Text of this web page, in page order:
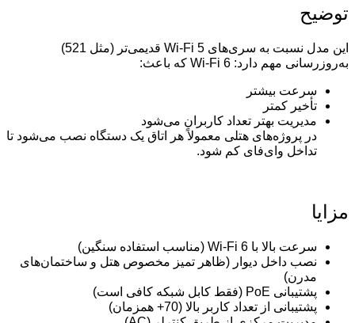
توضیح
این مدل نسبت به سری‌های Wi-Fi 5 قدیمی‌تر (مثل 521)
به‌روزرسانی مهم دارد: Wi-Fi 6 که باعث:
سرعت بیشتر
تأخیر کمتر
مدیریت بهتر تعداد کاربران می‌شود
در پروژه‌های هتلی معمولاً هر اتاق یک دستگاه نصب می‌شود تا
تداخل وای‌فای کم شود.
مزایا
سرعت بالا با Wi-Fi 6 (مناسب استفاده سنگین)
نصب داخل دیوار (ظاهر تمیز مخصوص هتل و ساختمان‌های
مدرن)
پشتیبانی PoE (فقط کابل شبکه کافی است)
پشتیبانی از تعداد کاربر بالا (70+ همزمان)